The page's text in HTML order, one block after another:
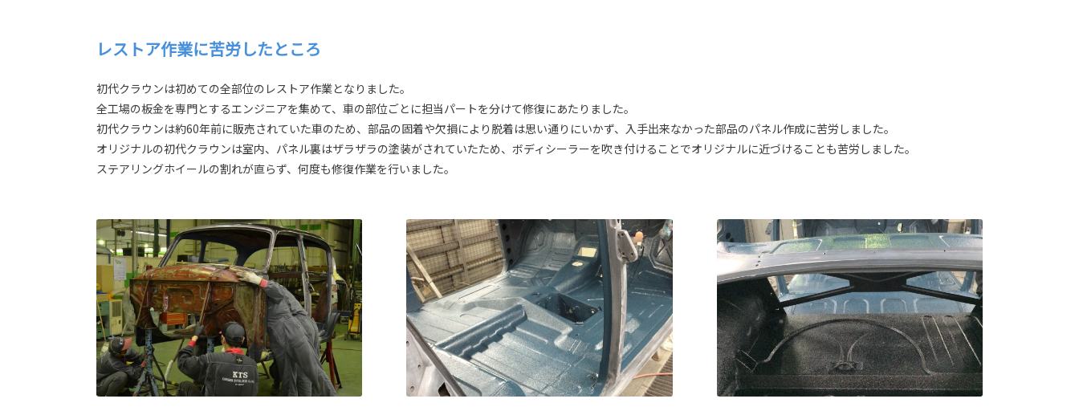
レストア作業に苦労したところ
初代クラウンは初めての全部位のレストア作業となりました。
全工場の板金を専門とするエンジニアを集めて、車の部位ごとに担当パートを分けて修復にあたりました。
初代クラウンは約60年前に販売されていた車のため、部品の固着や欠損により脱着は思い通りにいかず、 入手出来なかった部品のパネル作成に苦労しました。
オリジナルの初代クラウンは室内、パネル裏はザラザラの塗装がされていたため、ボディシーラーを吹き付けることでオリジナルに近づけることも苦労しました。
ステアリングホイールの割れが直らず、何度も修復作業を行いました。